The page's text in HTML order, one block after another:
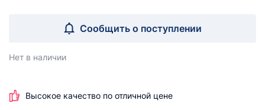
Сообщить о поступлении
Нет в наличии
Высокое качество по отличной цене